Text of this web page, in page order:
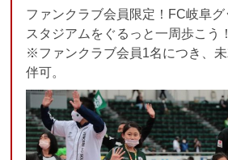
ファンクラブ会員限定！FC岐阜
スタジアムをぐるっと一周歩こう！
※ファンクラブ会員1名につき、
伴可。